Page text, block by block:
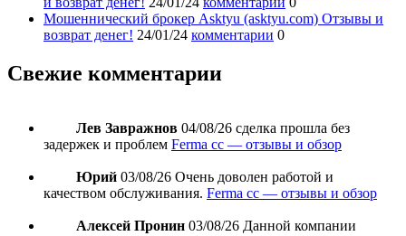
Мошеннический брокер Asktyu (asktyu.com) Отзывы и
возврат денег! 24/01/24 комментарии 0
Свежие комментарии
Лев Завражнов 04/08/26 сделка прошла без
задержек и проблем Ferma cc — отзывы и обзор
Юрий 03/08/26 Очень доволен работой и
качеством обслуживания. Ferma cc — отзывы и обзор
Алексей Пронин 03/08/26 Данной компании